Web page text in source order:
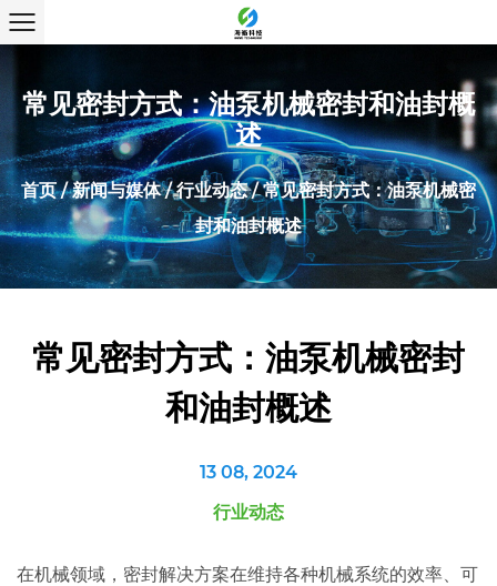
常见密封方式：油泵机械密封和油封概
述
首页/新闻与媒体/行业动态/常见密封方式：油泵机械密
封和油封概述
常见密封方式：油泵机械密封
和油封概述
13 08, 2024
行业动态
在机械领域，密封解决方案在维持各种机械系统的效率、可